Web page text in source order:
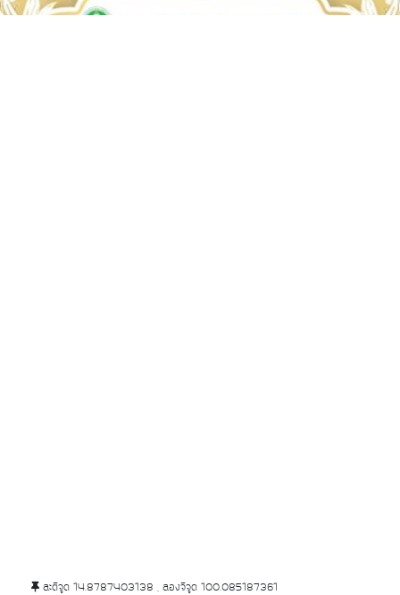
ละติจูด 14.8787403138 , ลองจิจูด 100.085187361